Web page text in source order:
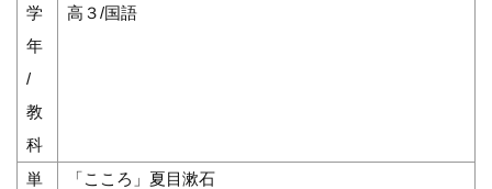
学
年
/
教
科
高３/国語
単
「こころ」夏目漱石